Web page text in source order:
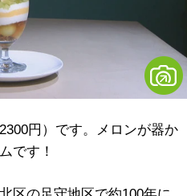
円）です。メロンが器か
です！